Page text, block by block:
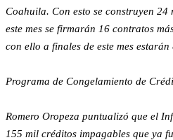
Coahuila. Con esto se construyen 24
este mes se firmarán 16 contratos
con ello a finales de este mes
Programa de Congelamiento de
Romero Oropeza puntualizó que el
155 mil créditos impagables que ya